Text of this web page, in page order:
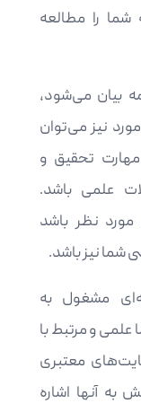
شما را مطالعه
بیان می‌شود،
نیز می‌توان
تحقیق و
علمی باشد.
نظر باشد
شما نیز باشد.
مشغول به
و مرتبط با
معتبری
به آنها اشاره